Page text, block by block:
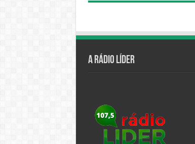
A Rádio Líder